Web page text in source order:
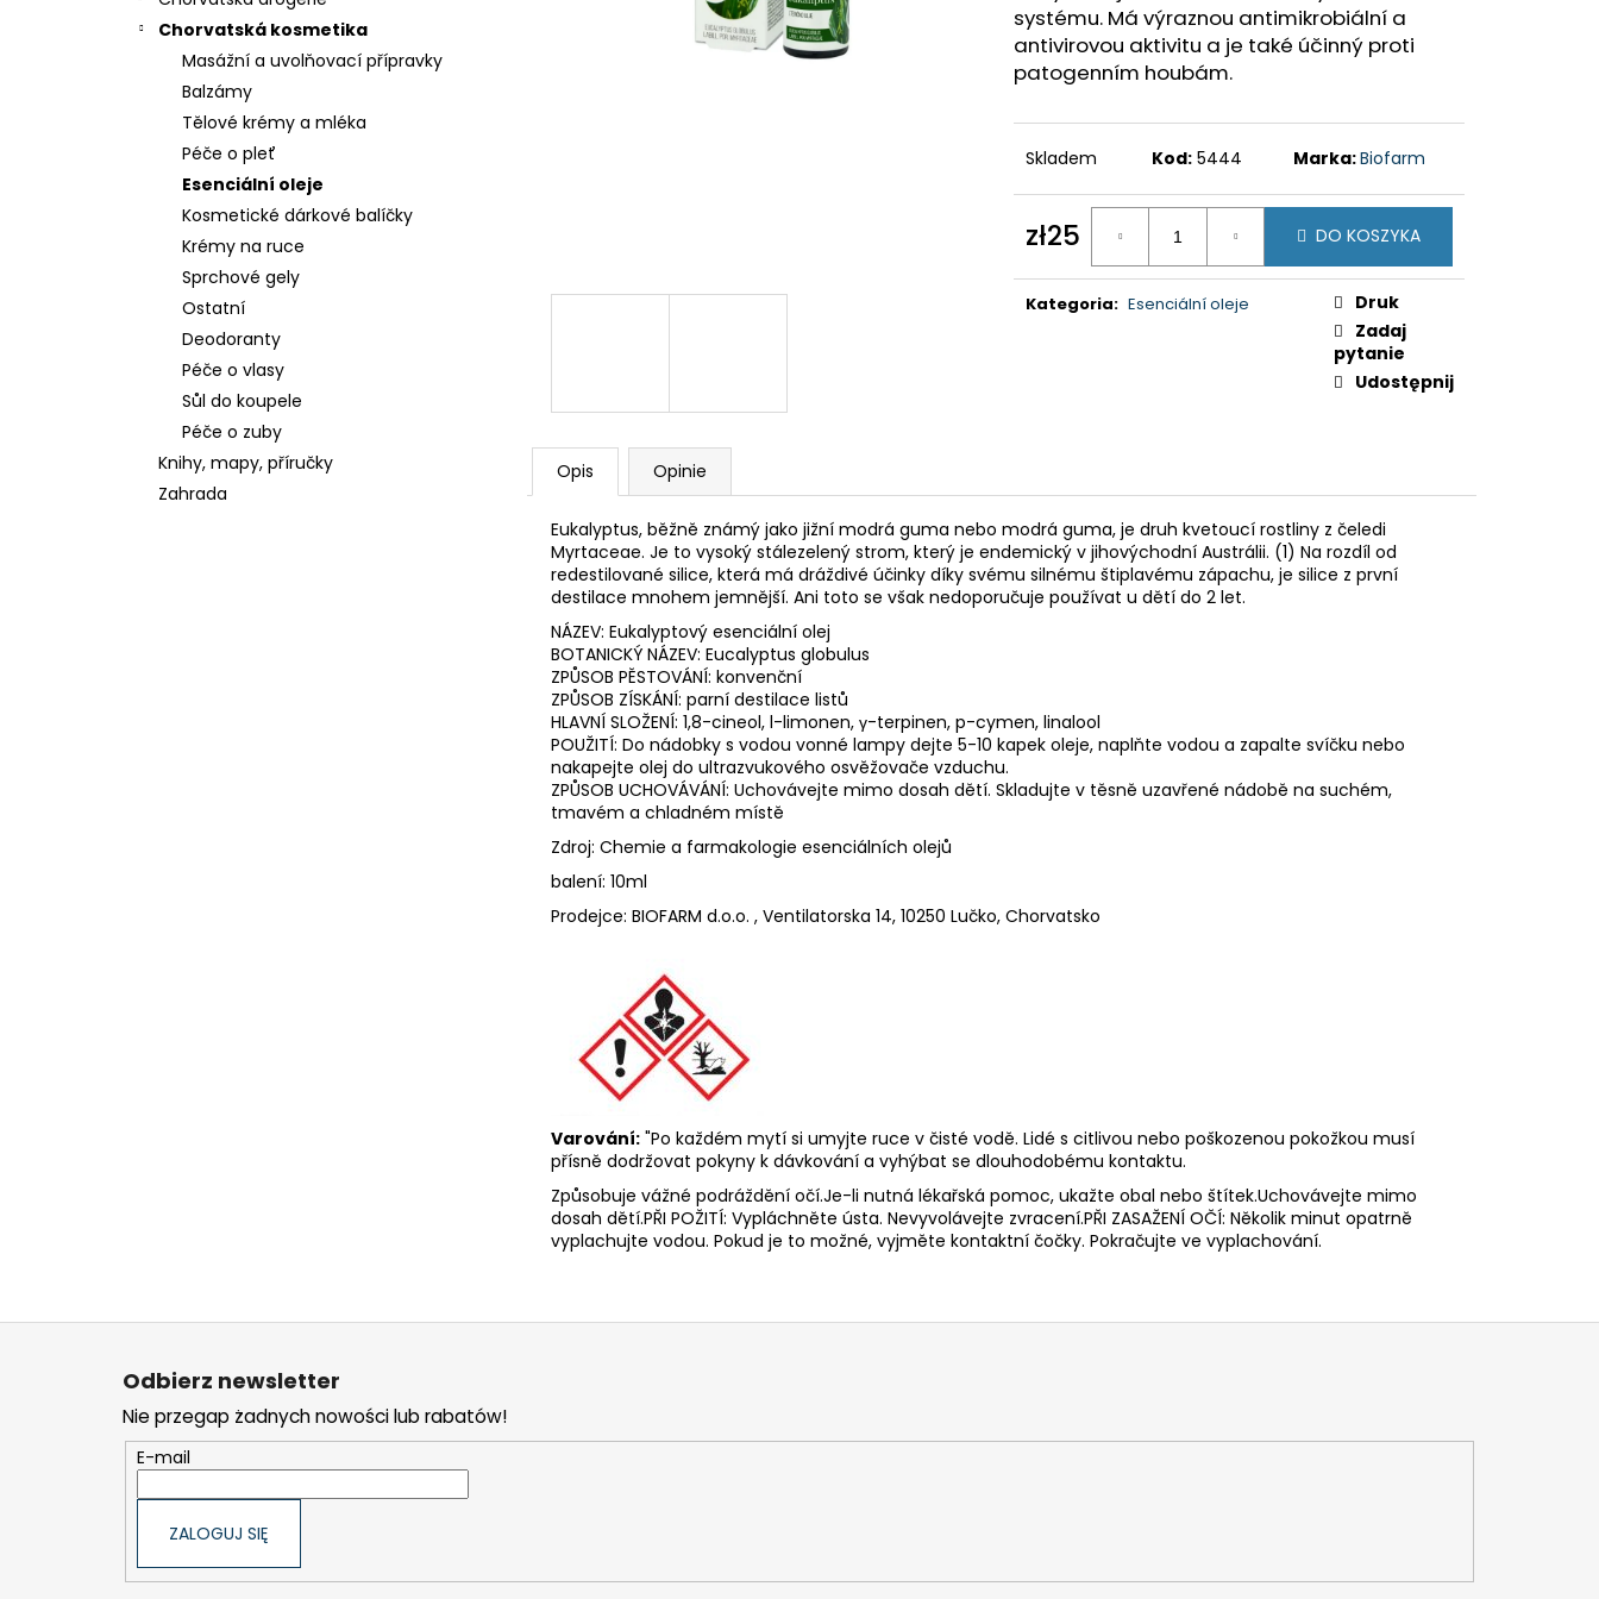
Chorvatská kosmetika
Masážní a uvolňovací přípravky
Balzámy
Tělové krémy a mléka
Péče o pleť
Esenciální oleje
Kosmetické dárkové balíčky
Krémy na ruce
Sprchové gely
Ostatní
Deodoranty
Péče o vlasy
Sůl do koupele
Péče o zuby
Knihy, mapy, příručky
Zahrada
systému. Má výraznou antimikrobiální a
antivirovou aktivitu a je také účinný proti
patogenním houbám.
Skladem Kod: 5444 Marka:Biofarm
zł25
jednostkowa:
DO KOSZYKA
Kategoria: Esenciální oleje
Druk
Zadaj
pytanie
Udostępnij
Opis Opinie
Eukalyptus, běžně známý jako jižní modrá guma nebo modrá guma, je druh kvetoucí rostliny z čeledi
Myrtaceae. Je to vysoký stálezelený strom, který je endemický v jihovýchodní Austrálii. (1) Na rozdíl od
redestilované silice, která má dráždivé účinky díky svému silnému štiplavému zápachu, je silice z první
destilace mnohem jemnější. Ani toto se však nedoporučuje používat u dětí do 2 let.
NÁZEV: Eukalyptový esenciální olej
BOTANICKÝ NÁZEV: Eucalyptus globulus
ZPŮSOB PĚSTOVÁNÍ: konvenční
ZPŮSOB ZÍSKÁNÍ: parní destilace listů
HLAVNÍ SLOŽENÍ: 1,8-cineol, l-limonen, γ-terpinen, p-cymen, linalool
POUŽITÍ: Do nádobky s vodou vonné lampy dejte 5-10 kapek oleje, naplňte vodou a zapalte svíčku nebo
nakapejte olej do ultrazvukového osvěžovače vzduchu.
ZPŮSOB UCHOVÁVÁNÍ: Uchovávejte mimo dosah dětí. Skladujte v těsně uzavřené nádobě na suchém,
tmavém a chladném místě
Zdroj: Chemie a farmakologie esenciálních olejů
balení: 10ml
Prodejce: BIOFARM d.o.o. , Ventilatorska 14, 10250 Lučko, Chorvatsko
Varování: "Po každém mytí si umyjte ruce v čisté vodě. Lidé s citlivou nebo poškozenou pokožkou musí
přísně dodržovat pokyny k dávkování a vyhýbat se dlouhodobému kontaktu.
Způsobuje vážné podráždění očí.Je-li nutná lékařská pomoc, ukažte obal nebo štítek.Uchovávejte mimo
dosah dětí.PŘI POŽITÍ: Vypláchněte ústa. Nevyvolávejte zvracení.PŘI ZASAŽENÍ OČÍ: Několik minut opatrně
vyplachujte vodou. Pokud je to možné, vyjměte kontaktní čočky. Pokračujte ve vyplachování.
S
Odbierz newsletter
Nie przegap żadnych nowości lub rabatów!
E-mail
ZALOGUJ SIĘ